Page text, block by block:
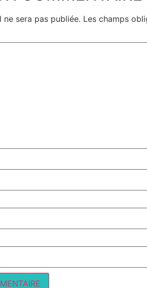
sera pas publiée. Les champs